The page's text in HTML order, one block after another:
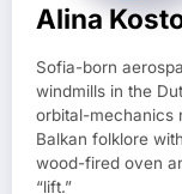
Alina
Sofia-born
windmills in the
orbital-mechanics
Balkan folklore
wood-fired oven
“lift.”